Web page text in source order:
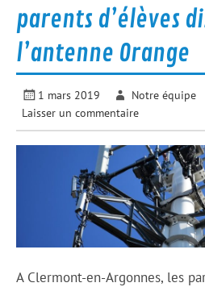
parents d’élèves
l’antenne Orange
1 mars 2019 Notre équipe
Laisser un commentaire
A Clermont-en-Argonnes, les